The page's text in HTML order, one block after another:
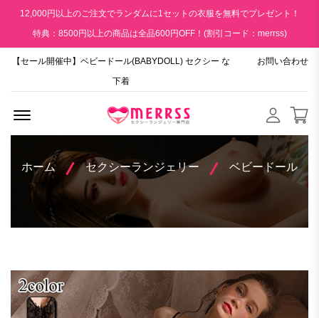
12,000円以上のご注文でランダムに1セットの衣服を無料でプレゼント！
特典：8500円以上の商品は全品600円OFF！(割引コード：merrss)
【セール開催中】ベビードール(BABYDOLL) セクシー な
下着
お問い合わせ
ホーム セクシーランジェリー ベビードール